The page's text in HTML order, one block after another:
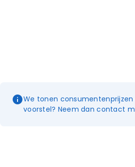
We tonen
voorstel? Neem dan contact